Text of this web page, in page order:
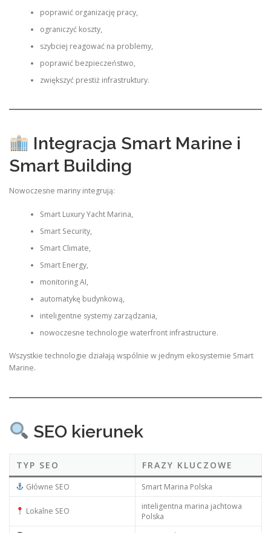
poprawić organizację pracy,
ograniczyć koszty,
szybciej reagować na problemy,
poprawić bezpieczeństwo,
zwiększyć prestiż infrastruktury.
Integracja Smart Marine i
Smart Building
Nowoczesne mariny integrują:
Smart Luxury Yacht Marina,
Smart Security,
Smart Climate,
Smart Energy,
monitoring AI,
automatykę budynkową,
inteligentne systemy zarządzania,
nowoczesne technologie waterfront infrastructure.
Wszystkie technologie działają wspólnie w jednym ekosystemie Smart
Marine.
SEO kierunek
TYP SEO FRAZY KLUCZOWE
Główne SEO Smart Marina Polska
Lokalne SEO
inteligentna marina jachtowa
Polska